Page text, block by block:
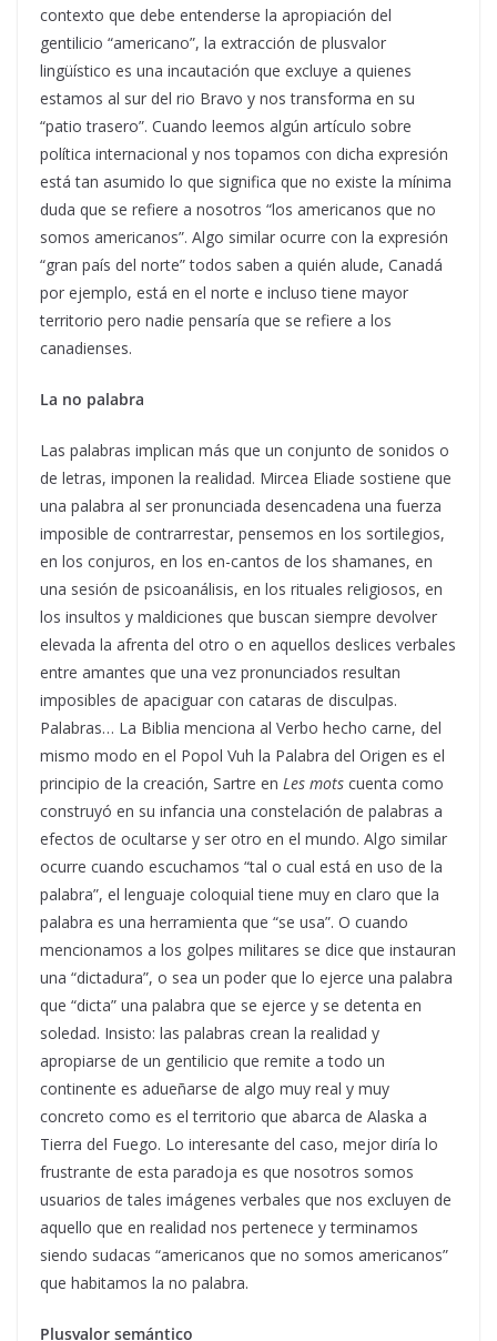
contexto que debe entenderse la apropiación del
gentilicio “americano”, la extracción de plusvalor
lingüístico es una incautación que excluye a quienes
estamos al sur del rio Bravo y nos transforma en su
“patio trasero”. Cuando leemos algún artículo sobre
política internacional y nos topamos con dicha expresión
está tan asumido lo que significa que no existe la mínima
duda que se refiere a nosotros “los americanos que no
somos americanos”. Algo similar ocurre con la expresión
“gran país del norte” todos saben a quién alude, Canadá
por ejemplo, está en el norte e incluso tiene mayor
territorio pero nadie pensaría que se refiere a los
canadienses.
La no palabra
Las palabras implican más que un conjunto de sonidos o
de letras, imponen la realidad. Mircea Eliade sostiene que
una palabra al ser pronunciada desencadena una fuerza
imposible de contrarrestar, pensemos en los sortilegios,
en los conjuros, en los en-cantos de los shamanes, en
una sesión de psicoanálisis, en los rituales religiosos, en
los insultos y maldiciones que buscan siempre devolver
elevada la afrenta del otro o en aquellos deslices verbales
entre amantes que una vez pronunciados resultan
imposibles de apaciguar con cataras de disculpas.
Palabras… La Biblia menciona al Verbo hecho carne, del
mismo modo en el Popol Vuh la Palabra del Origen es el
principio de la creación, Sartre en Les mots cuenta como
construyó en su infancia una constelación de palabras a
efectos de ocultarse y ser otro en el mundo. Algo similar
ocurre cuando escuchamos “tal o cual está en uso de la
palabra”, el lenguaje coloquial tiene muy en claro que la
palabra es una herramienta que “se usa”. O cuando
mencionamos a los golpes militares se dice que instauran
una “dictadura”, o sea un poder que lo ejerce una palabra
que “dicta” una palabra que se ejerce y se detenta en
soledad. Insisto: las palabras crean la realidad y
apropiarse de un gentilicio que remite a todo un
continente es adueñarse de algo muy real y muy
concreto como es el territorio que abarca de Alaska a
Tierra del Fuego. Lo interesante del caso, mejor diría lo
frustrante de esta paradoja es que nosotros somos
usuarios de tales imágenes verbales que nos excluyen de
aquello que en realidad nos pertenece y terminamos
siendo sudacas “americanos que no somos americanos”
que habitamos la no palabra.
Plusvalor semántico